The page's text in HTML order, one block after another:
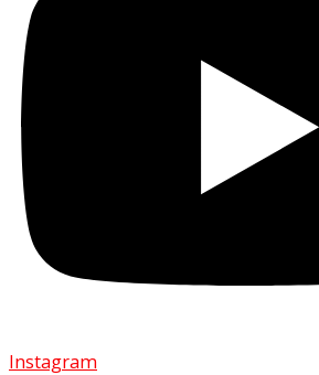
Instagram